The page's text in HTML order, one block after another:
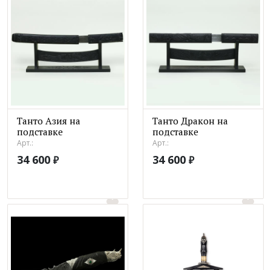
Танто Азия на
подставке
Арт.:
34 600 ₽
Танто Дракон на
подставке
Арт.:
34 600 ₽